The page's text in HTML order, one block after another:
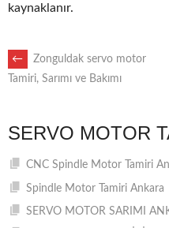
kaynaklanır.
POST
←
Zonguldak servo motor
Tamiri, Sarımı ve Bakımı
SERVO MOTOR
CNC Spindle Motor Tamiri
Spindle Motor Tamiri Ankara
SERVO MOTOR SARIMI